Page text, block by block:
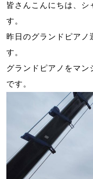
皆さんこんにちは、
す。
昨日のグランドピアノ
す。
グランドピアノをマン
です。